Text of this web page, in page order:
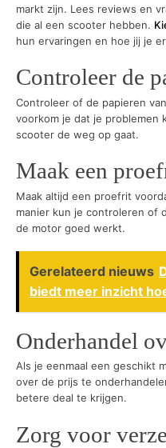
markt zijn. Lees reviews en
die al een scooter hebben.
hun ervaringen en hoe jij je
Controleer de
Controleer of de papieren
voorkom je dat je problemen
scooter de weg op gaat.
Maak een
Maak altijd een proefrit
manier kun je controleren of
de motor goed werkt.
Gerelateerd nieuws
biedt meer inzicht
Onderhandel
Als je eenmaal een geschikt
over de prijs te
betere deal te krijgen.
Zorg voor